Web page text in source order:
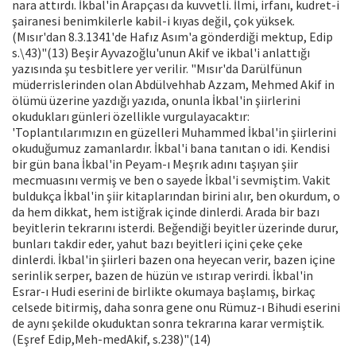
nara attırdı. İkbal'in Arapçası da kuvvetli. İlmi, irfanı, kudret-i
şairanesi benimkilerle kabil-i kıyas değil, çok yüksek.
(Mısır'dan 8.3.1341'de Hafız Asım'a gönderdiği mektup, Edip
s.\43)"(13) Beşir Ayvazoğlu'unun Akif ve ikbal'i anlattığı
yazısında şu tesbitlere yer verilir. "Mısır'da Darülfünun
müderrislerinden olan Abdülvehhab Azzam, Mehmed Akif in
ölümü üzerine yazdığı yazıda, onunla İkbal'in şiirlerini
okudukları günleri özellikle vurgulayacaktır:
'Toplantılarımızın en güzelleri Muhammed İkbal'in şiirlerini
okuduğumuz zamanlardır. İkbal'i bana tanıtan o idi. Kendisi
bir gün bana İkbal'in Peyam-ı Meşrık adını taşıyan şiir
mecmuasını vermiş ve ben o sayede İkbal'i sevmiştim. Vakit
buldukça İkbal'in şiir kitaplarından birini alır, ben okurdum, o
da hem dikkat, hem istiğrak içinde dinlerdi. Arada bir bazı
beyitlerin tekrarını isterdi. Beğendiği beyitler üzerinde durur,
bunları takdir eder, yahut bazı beyitleri içini çeke çeke
dinlerdi. İkbal'in şiirleri bazen ona heyecan verir, bazen içine
serinlik serper, bazen de hüzün ve ıstırap verirdi. İkbal'in
Esrar-ı Hudi eserini de birlikte okumaya başlamış, birkaç
celsede bitirmiş, daha sonra gene onu Rümuz-ı Bihudi eserini
de aynı şekilde okuduktan sonra tekrarına karar vermiştik.
(Eşref Edip,Meh-medAkif, s.238)"(14)